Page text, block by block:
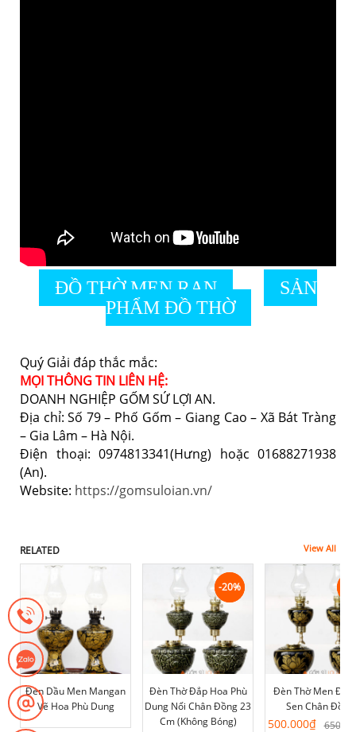
ĐỒ THỜ MEN RẠN
SẢN
PHẨM ĐỒ THỜ
Quý Giải đáp thắc mắc:
MỌI THÔNG TIN LIÊN HỆ:
DOANH NGHIỆP GỐM SỨ LỢI AN.
Địa chỉ: Số 79 – Phố Gốm – Giang Cao – Xã Bát Tràng
– Gia Lâm – Hà Nội.
Điện thoại: 0974813341(Hưng) hoặc 01688271938
(An).
Website: https://gomsuloian.vn/
RELATED View All
Đèn Dầu Men Mangan
Vẽ Hoa Phù Dung
-20%
-20%
Đèn Thờ Đắp Hoa Phù
Dung Nổi Chân Đồng 23
Cm (không Bóng)
Đèn Thờ Men Đen
Sen Chân Đồng
Giá
500.000₫Giá